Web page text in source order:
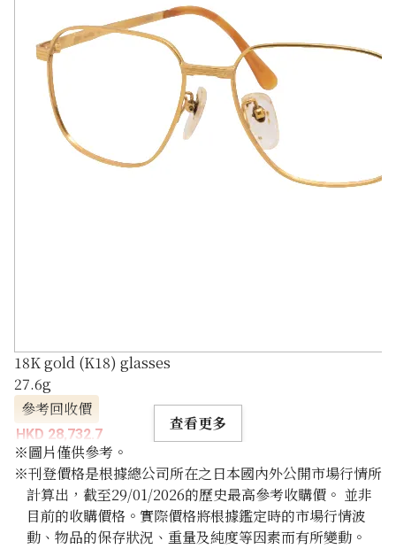
18K gold (K18) glasses
27.6g
參考回收價
HKD 28,732.7
查看更多
※圖片僅供參考。
※刊登價格是根據總公司所在之日本國內外公開市場行情所
計算出，截至29/01/2026的歷史最高參考收購價。 並非
目前的收購價格。實際價格將根據鑑定時的市場行情波
動、物品的保存狀況、重量及純度等因素而有所變動。